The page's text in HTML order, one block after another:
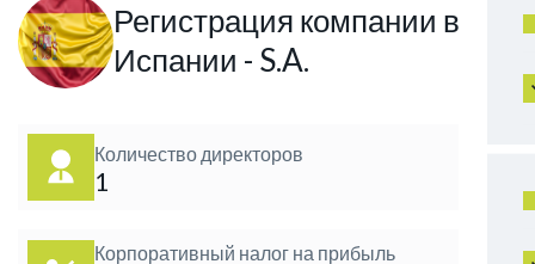
Регистрация компании в
Испании - S.A.
Количество директоров
1
Корпоративный налог на прибыль